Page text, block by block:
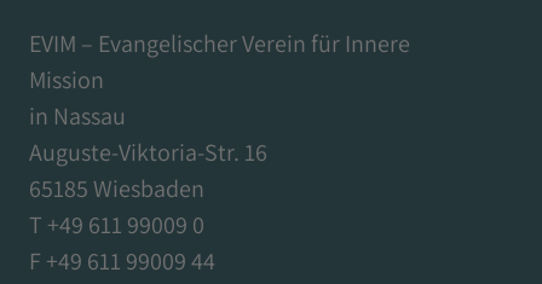
EVIM – Evangelischer Verein für Innere
Mission
in Nassau
Auguste-Viktoria-Str. 16
65185 Wiesbaden
T +49 611 99009 0
F +49 611 99009 44